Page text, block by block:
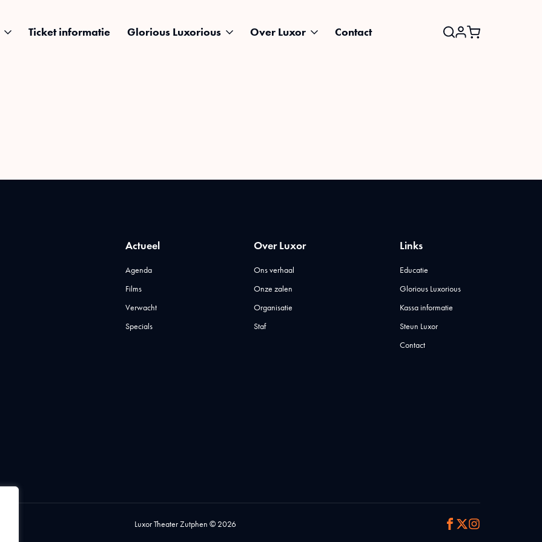
Ticket informatie Glorious Luxorious Over Luxor
Contact
Actueel
Agenda
Films
Verwacht
Specials
Over Luxor
Ons verhaal
Onze zalen
Organisatie
Staf
Links
Educatie
Glorious Luxorious
Kassa informatie
Steun Luxor
Contact
Luxor Theater Zutphen © 2026